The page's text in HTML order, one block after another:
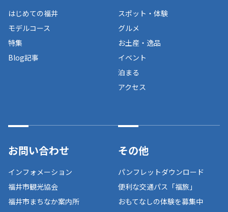
はじめての福井
モデルコース
特集
Blog記事
スポット・体験
グルメ
お土産・逸品
イベント
泊まる
アクセス
お問い合わせ
インフォメーション
福井市観光協会
福井市まちなか案内所
その他
パンフレットダウンロード
便利な交通パス「福旅」
おもてなしの体験を募集中